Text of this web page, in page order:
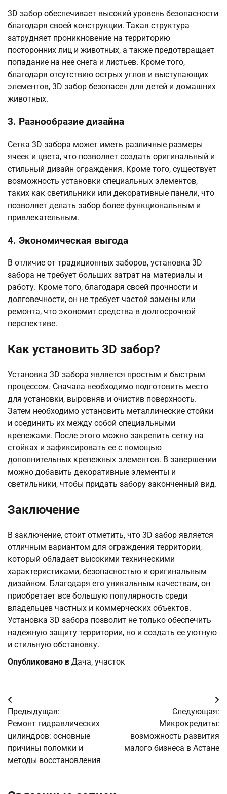
3D забор обеспечивает высокий уровень безопасности
благодаря своей конструкции. Такая структура
затрудняет проникновение на территорию
посторонних лиц и животных, а также предотвращает
попадание на нее снега и листьев. Кроме того,
благодаря отсутствию острых углов и выступающих
элементов, 3D забор безопасен для детей и домашних
животных.
3. Разнообразие дизайна
Сетка 3D забора может иметь различные размеры
ячеек и цвета, что позволяет создать оригинальный и
стильный дизайн ограждения. Кроме того, существует
возможность установки специальных элементов,
таких как светильники или декоративные панели, что
позволяет делать забор более функциональным и
привлекательным.
4. Экономическая выгода
В отличие от традиционных заборов, установка 3D
забора не требует больших затрат на материалы и
работу. Кроме того, благодаря своей прочности и
долговечности, он не требует частой замены или
ремонта, что экономит средства в долгосрочной
перспективе.
Как установить 3D забор?
Установка 3D забора является простым и быстрым
процессом. Сначала необходимо подготовить место
для установки, выровняв и очистив поверхность.
Затем необходимо установить металлические стойки
и соединить их между собой специальными
крепежами. После этого можно закрепить сетку на
стойках и зафиксировать ее с помощью
дополнительных крепежных элементов. В завершении
можно добавить декоративные элементы и
светильники, чтобы придать забору законченный вид.
Заключение
В заключение, стоит отметить, что 3D забор является
отличным вариантом для ограждения территории,
который обладает высокими техническими
характеристиками, безопасностью и оригинальным
дизайном. Благодаря его уникальным качествам, он
приобретает все большую популярность среди
владельцев частных и коммерческих объектов.
Установка 3D забора позволит не только обеспечить
надежную защиту территории, но и создать ее уютную
и стильную обстановку.
Опубликовано в Дача, участок
Навигация
по
записям
Предыдущая:
Ремонт гидравлических
цилиндров: основные
причины поломки и
методы восстановления
Следующая:
Микрокредиты:
возможность развития
малого бизнеса в Астане